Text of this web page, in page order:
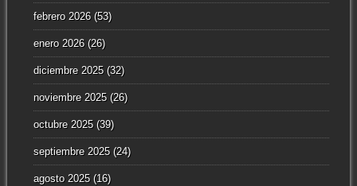
febrero 2026(53)
enero 2026(26)
diciembre 2025(32)
noviembre 2025(26)
octubre 2025(39)
septiembre 2025(24)
agosto 2025(16)